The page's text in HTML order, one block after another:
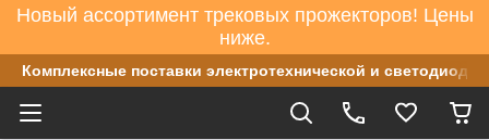
Новый ассортимент трековых прожекторов! Цены
ниже.
Комплексные поставки электротехнической и